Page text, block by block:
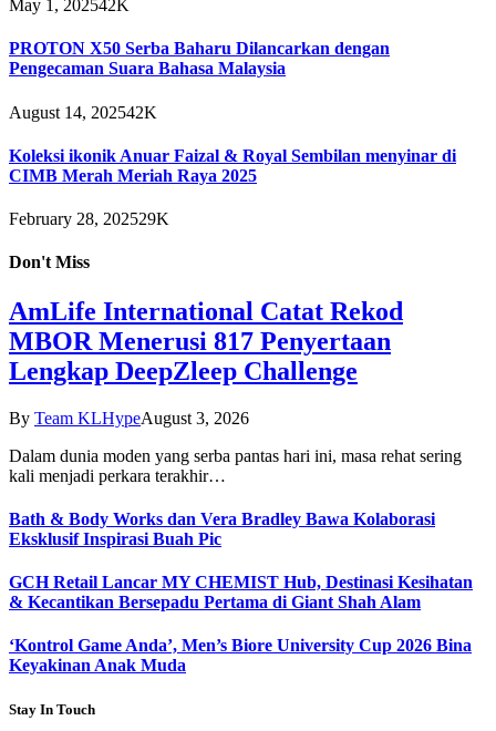
May 1, 202542K
PROTON X50 Serba Baharu Dilancarkan dengan
Pengecaman Suara Bahasa Malaysia
August 14, 202542K
Koleksi ikonik Anuar Faizal & Royal Sembilan menyinar di
CIMB Merah Meriah Raya 2025
February 28, 202529K
Don't Miss
AmLife International Catat Rekod
MBOR Menerusi 817 Penyertaan
Lengkap DeepZleep Challenge
By Team KLHypeAugust 3, 2026
Dalam dunia moden yang serba pantas hari ini, masa rehat sering
kali menjadi perkara terakhir…
Bath & Body Works dan Vera Bradley Bawa Kolaborasi
Eksklusif Inspirasi Buah Pic
GCH Retail Lancar MY CHEMIST Hub, Destinasi Kesihatan
& Kecantikan Bersepadu Pertama di Giant Shah Alam
‘Kontrol Game Anda’, Men’s Biore University Cup 2026 Bina
Keyakinan Anak Muda
Stay In Touch